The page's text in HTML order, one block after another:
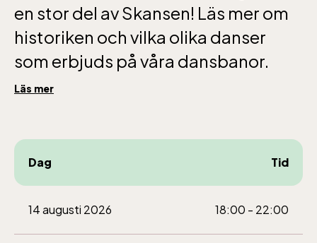
en stor del av Skansen! Läs mer om
historiken och vilka olika danser
som erbjuds på våra dansbanor.
Läs mer
Dag Tid
14 augusti 2026 18:00 - 22:00
Baltic Sea Science Center inkluderad i
entrén
jan-mars vardagar 10-15, helger 10-16, april